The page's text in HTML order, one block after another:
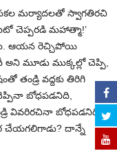
మర్యాదలతో స్వాగతిరచి
చెప్పరడి మహాత్మా!’
ఆయన రెచ్చిపోయి
మూడు ముక్కల్లో చెప్పి,
తండ్రి వద్దకు తిరిగి
బోధపడనిది,
వివరిరచినా బోధపడనిది,
చేయగలిగాడు? దాన్నే